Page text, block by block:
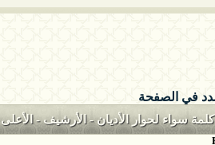
في الصفحة
سواء لحوار الأديان- الأرشيف- الأعلى